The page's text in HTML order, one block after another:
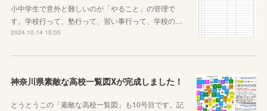
小中学生で意外と難しいのが「やること」の管理で
す。学校行って、塾行って、習い事行って、学校の…
2024.10.14 15:05
神奈川県素敵な高校一覧図Xが完成しました！
とうとうこの「素敵な高校一覧図」も10号目です。記